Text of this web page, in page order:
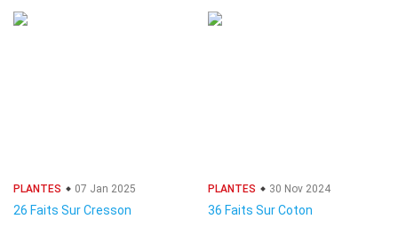
PLANTES 07 Jan 2025
26 Faits Sur Cresson
PLANTES 30 Nov 2024
36 Faits Sur Coton